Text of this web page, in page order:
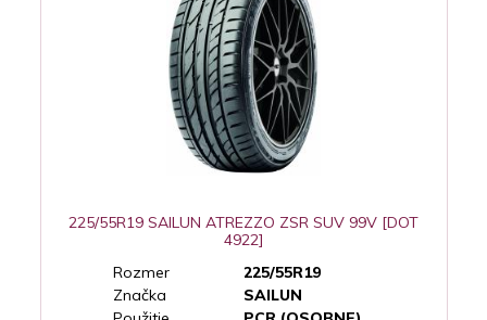
225/55R19 SAILUN ATREZZO ZSR SUV 99V [DOT
4922]
Rozmer
225/55R19
Značka
SAILUN